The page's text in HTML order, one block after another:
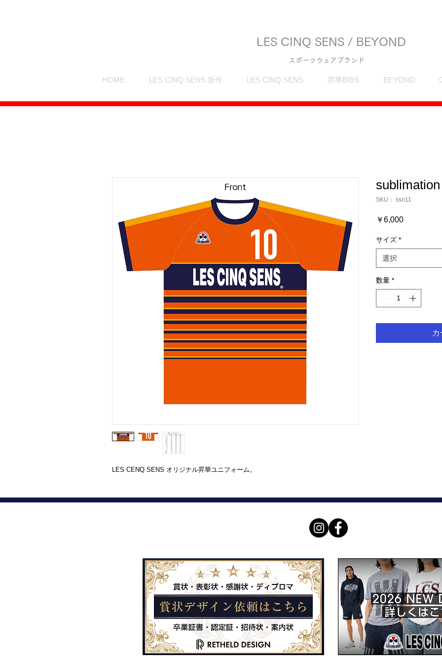
LES CINQ SENS / BEYOND
スポーツウェアブランド
HOME LES CINQ SENS 新作 LES CINQ SENS 昇華BIBS BEYOND
LES CENQ SENS オリジナル昇華ユニフォーム。
SKU： ssn11
￥6,000価
サイズ *
選択
数量 *